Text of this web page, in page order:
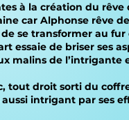
à la création du
car Alphonse rêve
se transformer au
essaie de briser ses
malins de
tout droit sorti du
intrigant par ses